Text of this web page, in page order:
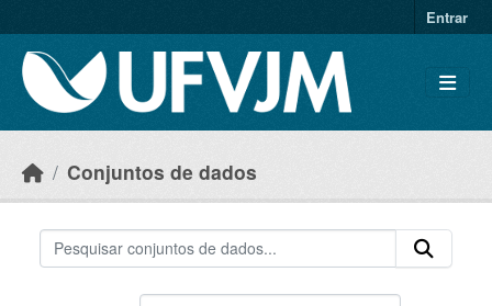
Entrar
Conjuntos de dados